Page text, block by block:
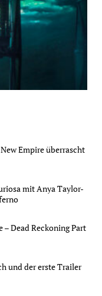
Empire überrascht
mit Anya Taylor-
Dead Reckoning Part
und der erste Trailer